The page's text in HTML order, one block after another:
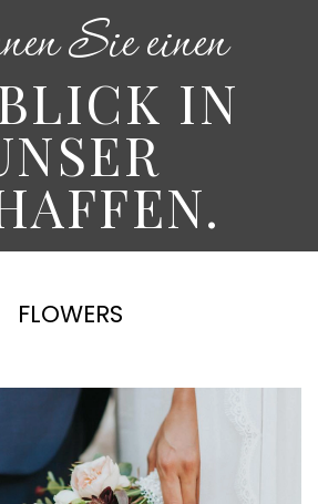
Sie einen
IN
FLOWERS